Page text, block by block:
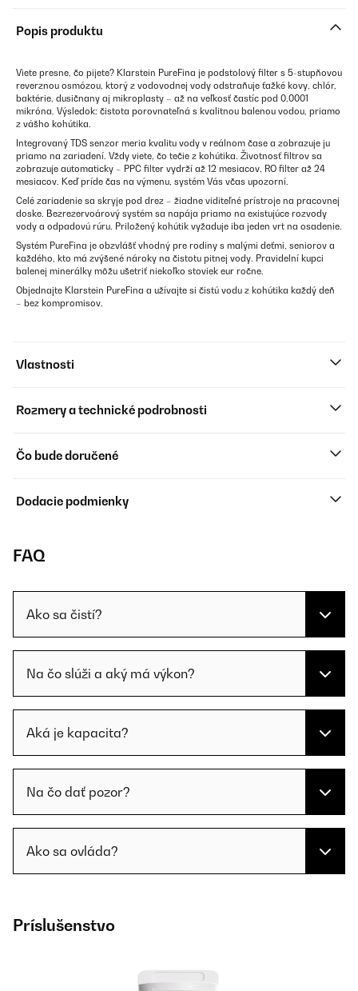
Popis produktu
Viete presne, čo pijete? Klarstein PureFina je podstolový filter s 5-stupňovou
reverznou osmózou, ktorý z vodovodnej vody odstraňuje ťažké kovy, chlór,
baktérie, dusičnany aj mikroplasty – až na veľkosť častíc pod 0,0001
mikróna. Výsledok: čistota porovnateľná s kvalitnou balenou vodou, priamo
z vášho kohútika.
Integrovaný TDS senzor meria kvalitu vody v reálnom čase a zobrazuje ju
priamo na zariadení. Vždy viete, čo tečie z kohútika. Životnosť filtrov sa
zobrazuje automaticky – PPC filter vydrží až 12 mesiacov, RO filter až 24
mesiacov. Keď príde čas na výmenu, systém Vás včas upozorní.
Celé zariadenie sa skryje pod drez – žiadne viditeľné prístroje na pracovnej
doske. Bezrezervoárový systém sa napája priamo na existujúce rozvody
vody a odpadovú rúru. Priložený kohútik vyžaduje iba jeden vrt na osadenie.
Systém PureFina je obzvlášť vhodný pre rodiny s malými deťmi, seniorov a
každého, kto má zvýšené nároky na čistotu pitnej vody. Pravidelní kupci
balenej minerálky môžu ušetriť niekoľko stoviek eur ročne.
Objednajte Klarstein PureFina a užívajte si čistú vodu z kohútika každý deň
– bez kompromisov.
Vlastnosti
Rozmery a technické podrobnosti
Čo bude doručené
Dodacie podmienky
FAQ
Ako sa čistí?
Na čo slúži a aký má výkon?
Aká je kapacita?
Na čo dať pozor?
Ako sa ovláda?
Príslušenstvo